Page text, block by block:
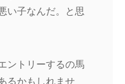
い子なんだ。と思
ントリーするの馬
るかもしれませ